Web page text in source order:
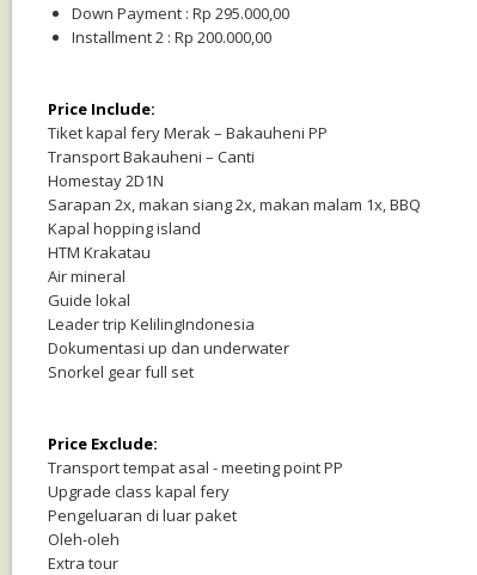
Down Payment : Rp 295.000,00
Installment 2 : Rp 200.000,00
Price Include:
Tiket kapal fery Merak – Bakauheni PP
Transport Bakauheni – Canti
Homestay 2D1N
Sarapan 2x, makan siang 2x, makan malam 1x, BBQ
Kapal hopping island
HTM Krakatau
Air mineral
Guide lokal
Leader trip KelilingIndonesia
Dokumentasi up dan underwater
Snorkel gear full set
Price Exclude:
Transport tempat asal - meeting point PP
Upgrade class kapal fery
Pengeluaran di luar paket
Oleh-oleh
Extra tour